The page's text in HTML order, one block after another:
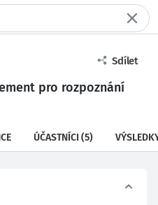
Sdílet
pro rozpoznání
ÚČASTNÍCI (5)